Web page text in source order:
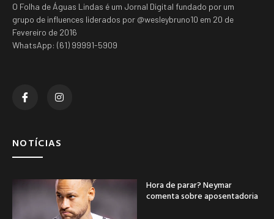
O Folha de Águas Lindas é um Jornal Digital fundado por um
grupo de influences liderados por @wesleybruno10 em 20 de
Fevereiro de 2016
WhatsApp: (61) 99991-5909
NOTÍCIAS
Hora de parar? Neymar
comenta sobre aposentadoria